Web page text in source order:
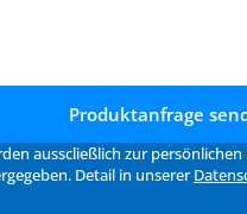
Produktanfrage
ausscließlich zur
Detail in unserer